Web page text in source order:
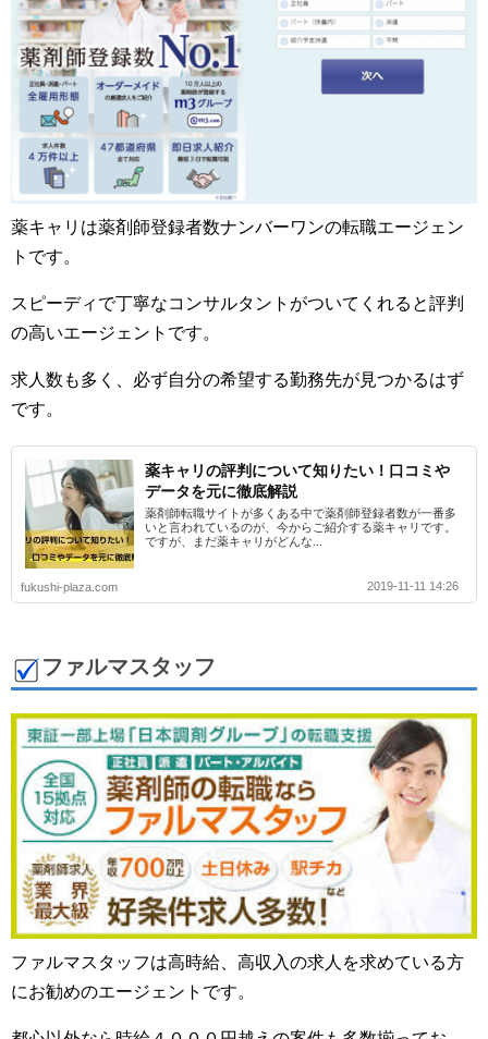
薬キャリは薬剤師登録者数ナンバーワンの転職エージェン
トです。
スピーディで丁寧なコンサルタントがついてくれると評判
の高いエージェントです。
求人数も多く、必ず自分の希望する勤務先が見つかるはず
です。
薬キャリの評判について知りたい！口コミや
データを元に徹底解説
薬剤師転職サイトが多くある中で薬剤師登録者数が一番多
いと言われているのが、今からご紹介する薬キャリです。
ですが、まだ薬キャリがどんな...
fukushi-plaza.com 2019-11-11 14:26
ファルマスタッフ
ファルマスタッフは高時給、高収入の求人を求めている方
にお勧めのエージェントです。